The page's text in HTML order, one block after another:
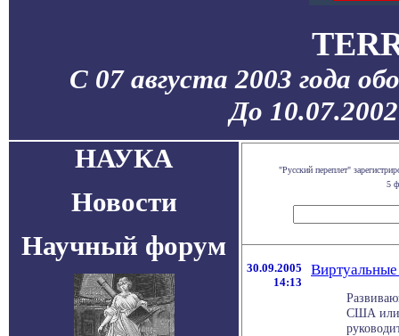
С 07 августа 2003 года
До
НАУКА
Новости
Научный форум
"Русский переплет"
5
30.09.2005
14:13
США или